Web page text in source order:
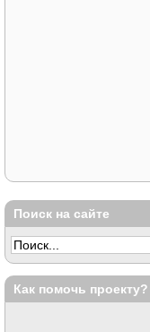
Поиск на сайте
Как помочь проекту?